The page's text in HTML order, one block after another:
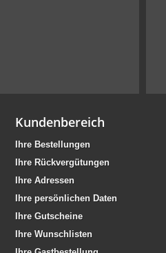
Kundenbereich
Ihre Bestellungen
Ihre Rückvergütungen
Ihre Adressen
Ihre persönlichen Daten
Ihre Gutscheine
Ihre Wunschlisten